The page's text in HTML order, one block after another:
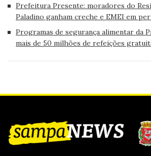
Prefeitura Presente: moradores do
Paladino ganham creche e EMEI em
Programas de segurança alimentar da
mais de 50 milhões de refeições